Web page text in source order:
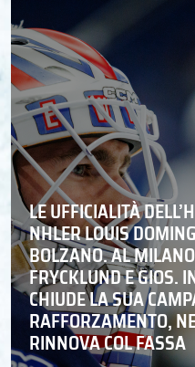
LE UFFICIALITÀ
NHLER LOUIS
BOLZANO. AL
FRYCKLUND E GIOS.
CHIUDE LA SUA
RAFFORZAMENTO,
RINNOVA COL FASSA